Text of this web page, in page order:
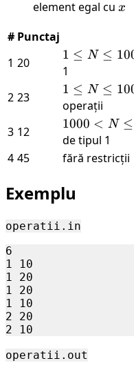
element egal cu x
x
# Punctaj
1 20
1 \le
N
\le
1000
1 ≤ N ≤
1
2 23
1 \le
N
\le
1000
1 ≤ N ≤
operații
3 12
1000
< N
\le
000
1000 < N ≤
de tipul 1
4 45 fără restricții
Exemplu
operatii.in
6
1 10
1 20
1 20
1 10
2 20
operatii.out